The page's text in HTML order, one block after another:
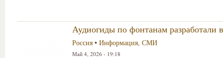
Аудиогиды по фонтанам разработали
Россия • Информация, СМИ
Май 4, 2026 - 19:18